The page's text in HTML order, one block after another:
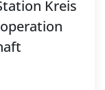
Kreis